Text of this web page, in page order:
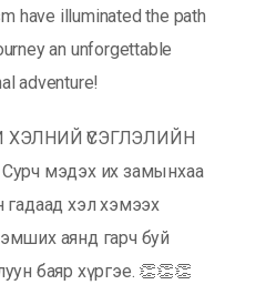
have illuminated the path
an unforgettable
adventure!
ХЭЛНИЙ ҮСЭГЛЭЛИЙН
мэдэх их замынхаа
гадаад хэл хэмээх
аянд гарч буй
баяр хүргэе. 👏👏👏